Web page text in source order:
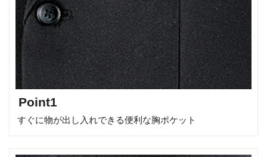
Point1
すぐに物が出し入れできる便利な胸ポケット